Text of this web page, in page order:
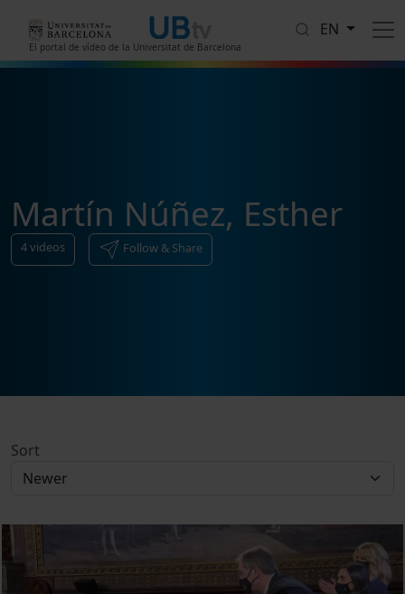
El portal de vídeo de la Universitat de Barcelona
EN
Martín Núñez, Esther
4videos Follow & Share
Sort